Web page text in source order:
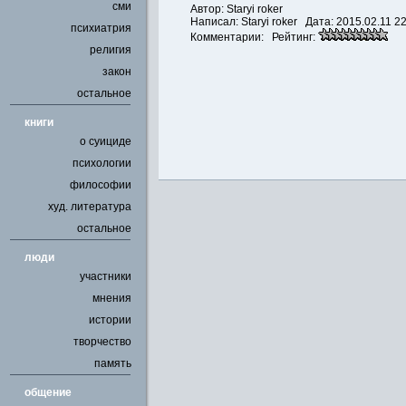
сми
психиатрия
религия
закон
остальное
книги
о суициде
психологии
философии
худ. литература
остальное
люди
участники
мнения
истории
творчество
память
общение
Автор: Staryi roker
Написал: Staryi roker Дата: 2015.02.11
Комментарии: Рейтинг: